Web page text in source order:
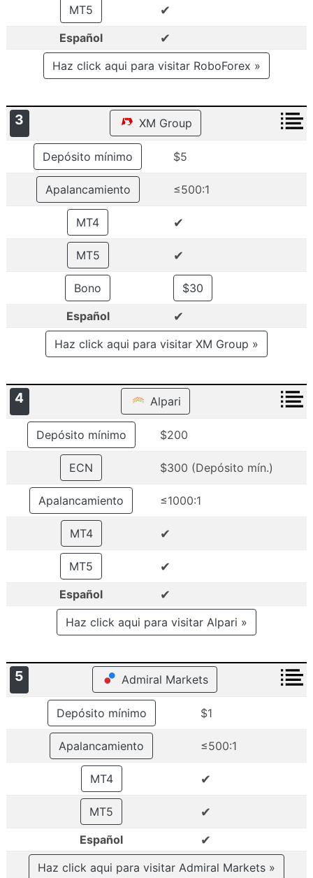
MT5 ✔
Español ✔
Haz click aqui para visitar RoboForex »
3 XM Group
Depósito mínimo $5
Apalancamiento ≤500:1
MT4 ✔
MT5 ✔
Bono
$30
Español
✔
Haz click aqui para visitar XM Group »
4 Alpari
Depósito mínimo $200
ECN $300 (Depósito mín.)
Apalancamiento ≤1000:1
MT4 ✔
MT5 ✔
Español ✔
Haz click aqui para visitar Alpari »
5 Admiral Markets
Depósito mínimo $1
Apalancamiento ≤500:1
MT4 ✔
MT5 ✔
Español ✔
Haz click aqui para visitar Admiral Markets »